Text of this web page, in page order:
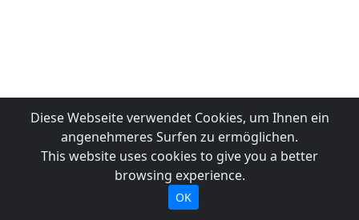
Diese Webseite verwendet Cookies, um Ihnen ein
angenehmeres Surfen zu ermöglichen.
This website uses cookies to give you a better
browsing experience.
OK